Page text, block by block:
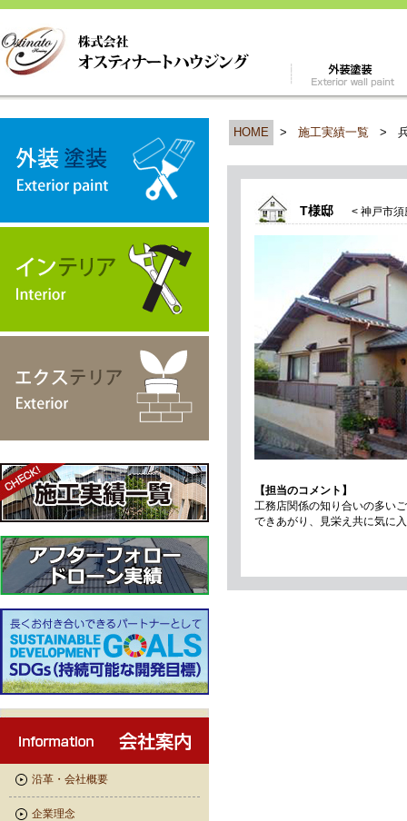
沿革・会社概要
企業理念
HOME > 施工実績一覧 >
T様邸 < 神戸市
【担当のコメント】
工務店関係の知り合いの多い
できあがり、見栄え共に気に